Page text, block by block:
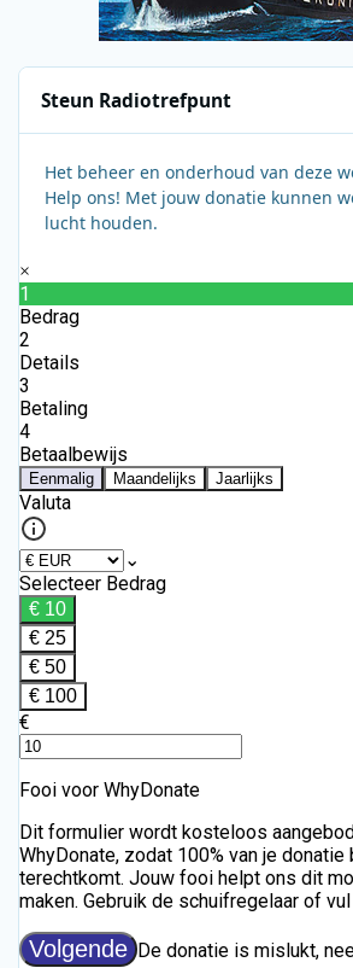
Steun Radiotrefpunt
Het beheer en onderhoud van deze
Help ons! Met jouw donatie kunnen
lucht houden.